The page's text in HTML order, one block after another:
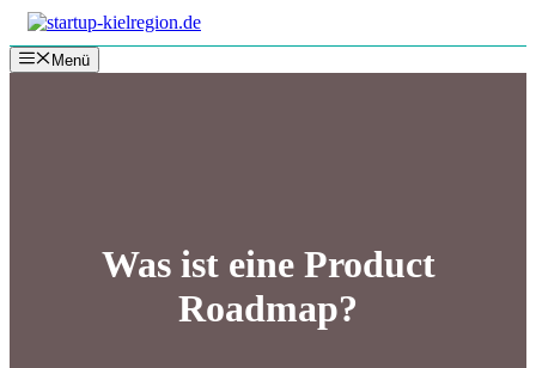
Zum
Inhalt
springenMenü
Was ist eine Product
Roadmap?